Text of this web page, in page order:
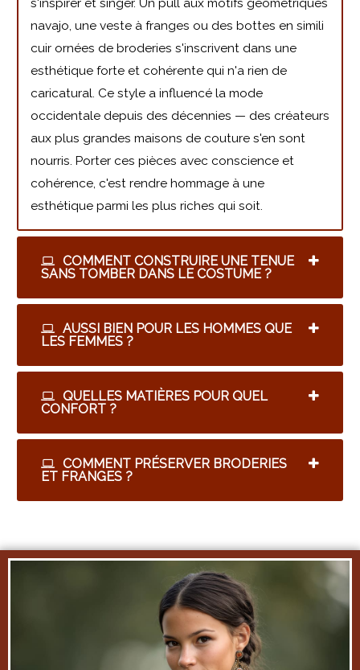
navajo, une veste à franges ou des bottes en simili
cuir ornées de broderies s'inscrivent dans une
esthétique forte et cohérente qui n'a rien de
caricatural. Ce style a influencé la mode
occidentale depuis des décennies — des créateurs
aux plus grandes maisons de couture s'en sont
nourris. Porter ces pièces avec conscience et
cohérence, c'est rendre hommage à une
esthétique parmi les plus riches qui soit.
COMMENT CONSTRUIRE UNE TENUE
SANS TOMBER DANS LE COSTUME ?
AUSSI BIEN POUR LES HOMMES QUE
LES FEMMES ?
QUELLES MATIÈRES POUR QUEL
CONFORT ?
COMMENT PRÉSERVER BRODERIES
ET FRANGES ?